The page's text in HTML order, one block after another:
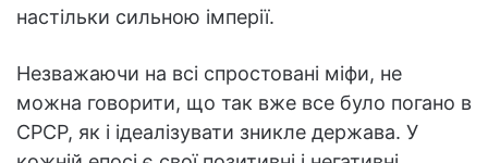
настільки сильною імперії.
Незважаючи на всі спростовані міфи, не
можна говорити, що так вже все було погано в
СРСР, як і ідеалізувати зникле держава. У